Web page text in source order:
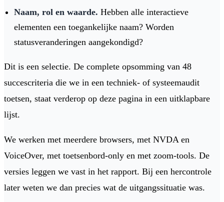
Naam, rol en waarde. Hebben alle interactieve
elementen een toegankelijke naam? Worden
statusveranderingen aangekondigd?
Dit is een selectie. De complete opsomming van 48
succescriteria die we in een techniek- of systeemaudit
toetsen, staat verderop op deze pagina in een uitklapbare
lijst.
We werken met meerdere browsers, met NVDA en
VoiceOver, met toetsenbord-only en met zoom-tools. De
versies leggen we vast in het rapport. Bij een hercontrole
later weten we dan precies wat de uitgangssituatie was.